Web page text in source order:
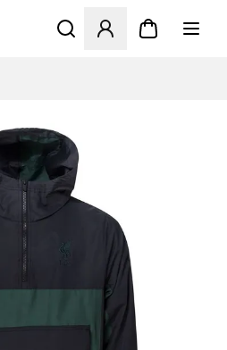
Åbner en Modal til at